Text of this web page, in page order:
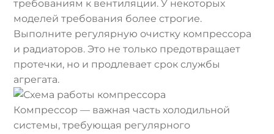
требованиям к вентиляции. У некоторых
моделей требования более строгие.
Выполните регулярную очистку компрессора
и радиаторов. Это не только предотвращает
протечки, но и продлевает срок службы
агрегата.
Компрессор — важная часть холодильной
системы, требующая регулярного